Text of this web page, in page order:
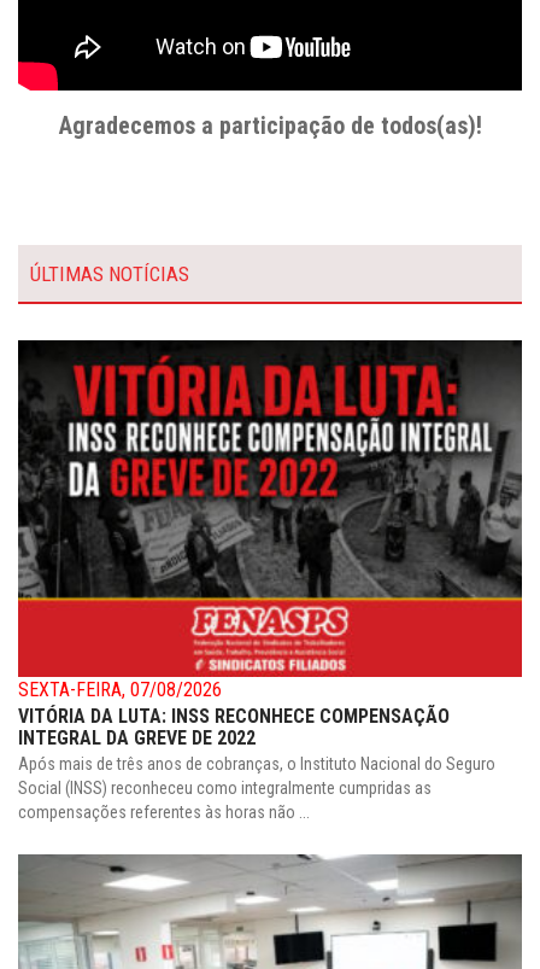
Agradecemos a participação de todos(as)!
ÚLTIMAS NOTÍCIAS
SEXTA-FEIRA, 07/08/2026
VITÓRIA DA LUTA: INSS RECONHECE COMPENSAÇÃO
INTEGRAL DA GREVE DE 2022
Após mais de três anos de cobranças, o Instituto Nacional do Seguro
Social (INSS) reconheceu como integralmente cumpridas as
compensações referentes às horas não ...